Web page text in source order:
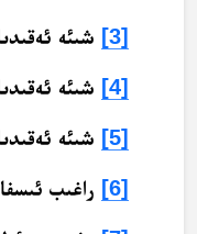
[3] شىئە
[4] شىئە ئەقىدىلىرى،
[5] شىئە
[6] راغىب